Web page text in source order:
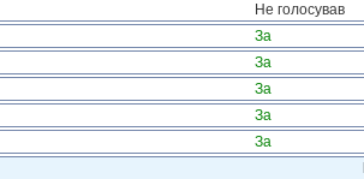
Не голосував
За
За
За
За
За